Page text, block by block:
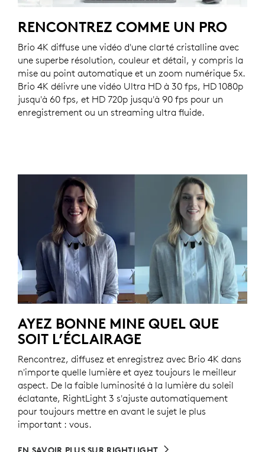
RENCONTREZ COMME UN PRO
Brio 4K diffuse une vidéo d'une clarté cristalline avec
une superbe résolution, couleur et détail, y compris la
mise au point automatique et un zoom numérique 5x.
Brio 4K délivre une vidéo Ultra HD à 30 fps, HD 1080p
jusqu'à 60 fps, et HD 720p jusqu'à 90 fps pour un
enregistrement ou un streaming ultra fluide.
AYEZ BONNE MINE QUEL QUE
SOIT L’ÉCLAIRAGE
Rencontrez, diffusez et enregistrez avec Brio 4K dans
n'importe quelle lumière et ayez toujours le meilleur
aspect. De la faible luminosité à la lumière du soleil
éclatante, RightLight 3 s'ajuste automatiquement
pour toujours mettre en avant le sujet le plus
important : vous.